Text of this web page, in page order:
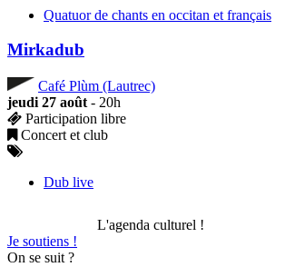
Quatuor de chants en occitan et français
Mirkadub
Café Plùm (Lautrec)
jeudi 27 août - 20h
Participation libre
Concert et club
Dub live
L'agenda culturel !
Je soutiens !
On se suit ?